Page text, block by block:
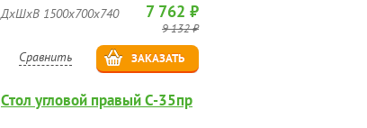
ДхШхВ 1500х700х740 7 762 ₽
9 132 ₽
Сравнить ЗАКАЗАТЬ
Стол угловой правый C-35пр